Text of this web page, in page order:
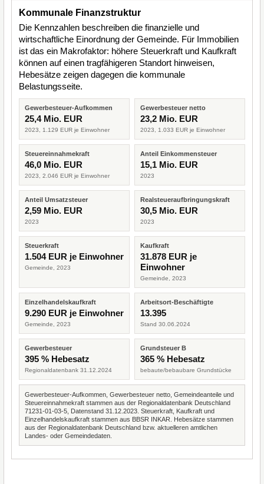
Kommunale Finanzstruktur
Die Kennzahlen beschreiben die finanzielle und
wirtschaftliche Einordnung der Gemeinde. Für Immobilien
ist das ein Makrofaktor: höhere Steuerkraft und Kaufkraft
können auf einen tragfähigeren Standort hinweisen,
Hebesätze zeigen dagegen die kommunale
Belastungsseite.
Gewerbesteuer-Aufkommen
25,4 Mio. EUR
2023, 1.129 EUR je Einwohner
Gewerbesteuer netto
23,2 Mio. EUR
2023, 1.033 EUR je Einwohner
Steuereinnahmekraft
46,0 Mio. EUR
2023, 2.046 EUR je Einwohner
Anteil Einkommensteuer
15,1 Mio. EUR
2023
Anteil Umsatzsteuer
2,59 Mio. EUR
2023
Realsteueraufbringungskraft
30,5 Mio. EUR
2023
Steuerkraft
1.504 EUR je Einwohner
Gemeinde, 2023
Kaufkraft
31.878 EUR je
Einwohner
Gemeinde, 2023
Einzelhandelskaufkraft
9.290 EUR je Einwohner
Gemeinde, 2023
Arbeitsort-Beschäftigte
13.395
Stand 30.06.2024
Gewerbesteuer
395 % Hebesatz
Regionaldatenbank 31.12.2024
Grundsteuer B
365 % Hebesatz
bebaute/bebaubare Grundstücke
Gewerbesteuer-Aufkommen, Gewerbesteuer netto, Gemeindeanteile und
Steuereinnahmekraft stammen aus der Regionaldatenbank Deutschland
71231-01-03-5, Datenstand 31.12.2023. Steuerkraft, Kaufkraft und
Einzelhandelskaufkraft stammen aus BBSR INKAR. Hebesätze stammen
aus der Regionaldatenbank Deutschland bzw. aktuelleren amtlichen
Landes- oder Gemeindedaten.